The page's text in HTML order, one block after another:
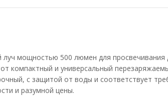
луч мощностью 500 люмен для
компактный и универсальный
с защитой от воды и соответствует
и разумной цены.